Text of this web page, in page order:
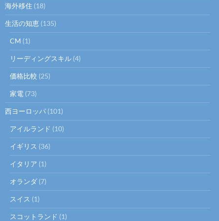
海外移住 (18)
生活の知恵 (135)
CM (1)
リーディングスキル (4)
価格比較 (25)
家電 (73)
西ヨーロッパ (101)
アイルランド (10)
イギリス (36)
イタリア (1)
オランダ (7)
スイス (1)
スコットランド (1)